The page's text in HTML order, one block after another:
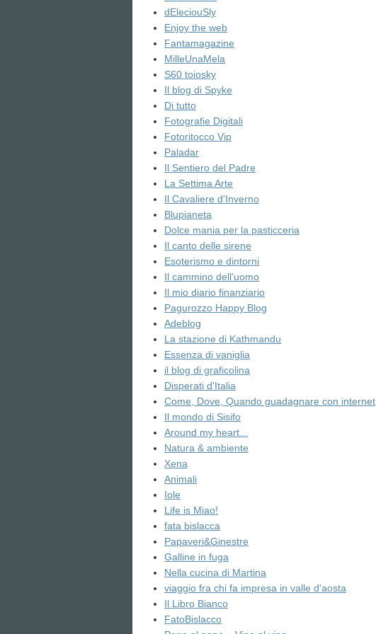
dEleciouSly
Enjoy the web
Fantamagazine
MilleUnaMela
S60 toiosky
Il blog di Spyke
Di tutto
Fotografie Digitali
Fotoritocco Vip
Paladar
Il Sentiero del Padre
La Settima Arte
Il Cavaliere d'Inverno
Blupianeta
Dolce mania per la pasticceria
Il canto delle sirene
Esoterismo e dintorni
Il cammino dell'uomo
Il mio diario finanziario
Pagurozzo Happy Blog
Adeblog
La stazione di Kathmandu
Essenza di vaniglia
il blog di graficolina
Disperati d'Italia
Come, Dove, Quando guadagnare con internet
Il mondo di Sisifo
Around my heart...
Natura & ambiente
Xena
Animali
Iole
Life is Miao!
fata bislacca
Papaveri&Ginestre
Galline in fuga
Nella cucina di Martina
viaggio fra chi fa impresa in valle d'aosta
Il Libro Bianco
FatoBislacco